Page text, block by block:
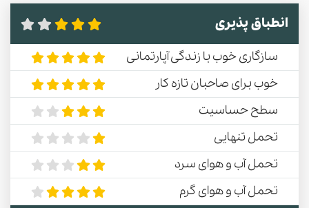
انطباق پذیری
سازگاری خوب با زندگی آپارتمانی
خوب برای صاحبان تازه کار
سطح حساسیت
تحمل تنهایی
تحمل آب و هوای سرد
تحمل آب و هوای گرم